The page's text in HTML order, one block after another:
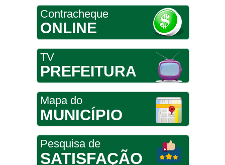
Contracheque
ONLINE
TV
PREFEITURA
Mapa do
MUNICÍPIO
Pesquisa de
SATISFAÇÃO